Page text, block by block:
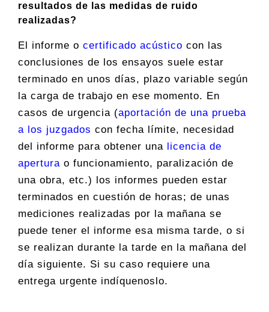
resultados de las medidas de ruido
realizadas?
El informe o certificado acústico con las
conclusiones de los ensayos suele estar
terminado en unos días, plazo variable según
la carga de trabajo en ese momento. En
casos de urgencia (aportación de una prueba
a los juzgados con fecha límite, necesidad
del informe para obtener unalicencia de
aperturao funcionamiento, paralización de
una obra, etc.) los informes pueden estar
terminados en cuestión de horas; de unas
mediciones realizadas por la mañana se
puede tener el informe esa misma tarde, o si
se realizan durante la tarde en la mañana del
día siguiente. Si su caso requiere una
entrega urgente indíquenoslo.